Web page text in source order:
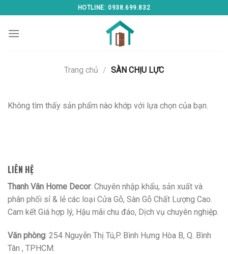
content
HOTLINE: 0938.699.832
Trang chủ / SÀN CHỊU LỰC
Không tìm thấy sản phẩm nào khớp với lựa chọn của bạn.
LIÊN HỆ
Thanh Vân Home Decor: Chuyên nhập khẩu, sản xuất và
phân phối sỉ & lẻ các loại Cửa Gỗ, Sàn Gỗ Chất Lượng Cao.
Cam kết Giá hợp lý, Hậu mãi chu đáo, Dịch vụ chuyên nghiệp.
Văn phòng: 254 Nguyễn Thị Tú,P. Bình Hưng Hòa B, Q. Bình
Tân , TPHCM.